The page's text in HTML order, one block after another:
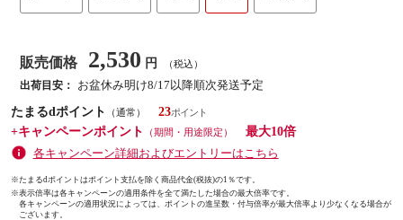
販売価格 2,530 円 （税込）
出荷目安：
お盆休み明け8/17以降順次発送予定
たまるdポイント
（通常）
23
+キャンペーンポイント
（期間・用途限定）
最大10倍
各キャンペーン詳細およびエントリーはこちら
※たまるdポイントはポイント支払を除く商品代金(税抜)の1％です。
※表示倍率は各キャンペーンの適用条件を全て満たした場合の最大倍率です。
各キャンペーンの適用状況によっては、ポイントの進呈数・付与倍率が最大倍率より少なくなる場合が
ございます。